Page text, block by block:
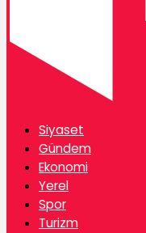
Siyaset
Gündem
Ekonomi
Yerel
Spor
Turizm